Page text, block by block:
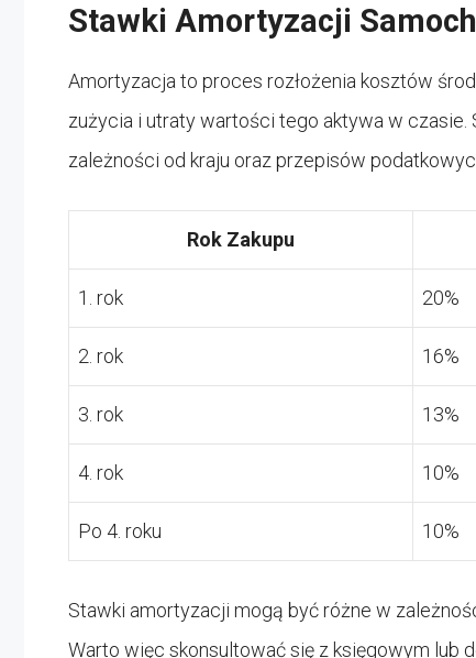
Stawki Amortyzacji
Amortyzacja to proces rozłożenia kosztów
zużycia i utraty wartości tego aktywa w
zależności od kraju oraz przepisów
Rok Zakupu
1. rok 20%
2. rok 16%
3. rok 13%
4. rok 10%
Po 4. roku 10%
Stawki amortyzacji mogą być różne w
Warto więc skonsultować się z księgowym lub